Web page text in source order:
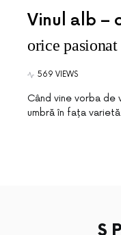
Vinul alb –
orice pasionat
569 VIEWS
Când vine vorba de
umbră în fața